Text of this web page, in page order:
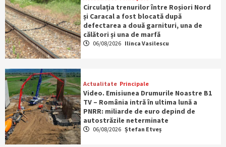
Circulația trenurilor între Roșiori Nord
și Caracal a fost blocată după
defectarea a două garnituri, una de
călători și una de marfă
06/08/2026 Ilinca Vasilescu
Actualitate Principale
Video. Emisiunea Drumurile Noastre B1
TV – România intră în ultima lună a
PNRR: miliarde de euro depind de
autostrăzile neterminate
06/08/2026 Ștefan Etveș